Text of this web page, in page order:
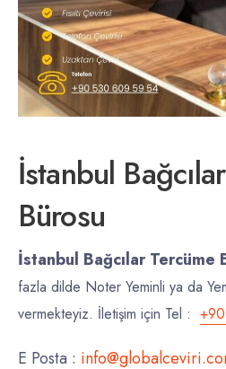
İstanbul
Bürosu
İstanbul Bağcılar Tercüme
fazla dilde Noter Yeminli ya da
vermekteyiz. İletişim için Tel :
E Posta :